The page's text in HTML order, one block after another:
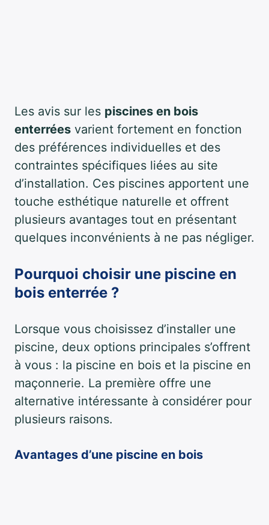
Les avis sur les piscines en bois
enterrées varient fortement en fonction
des préférences individuelles et des
contraintes spécifiques liées au site
d’installation. Ces piscines apportent une
touche esthétique naturelle et offrent
plusieurs avantages tout en présentant
quelques inconvénients à ne pas négliger.
Pourquoi choisir une piscine en
bois enterrée ?
Lorsque vous choisissez d’installer une
piscine, deux options principales s’offrent
à vous : la piscine en bois et la piscine en
maçonnerie. La première offre une
alternative intéressante à considérer pour
plusieurs raisons.
Avantages d’une piscine en bois